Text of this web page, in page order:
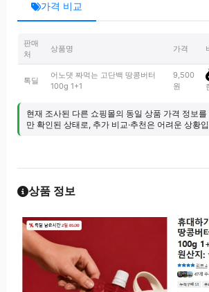
가격 비교
판매
처
상품명 가격
톡딜
어노댓 짜먹는 고단백 땅콩버터
100g 1+1
9,500
원
현재 조사된 다른 쇼핑몰의 동일 상품 가격 정보
만 확인된 상태로, 추가 비교·추천은 어려운 상황
상품 정보